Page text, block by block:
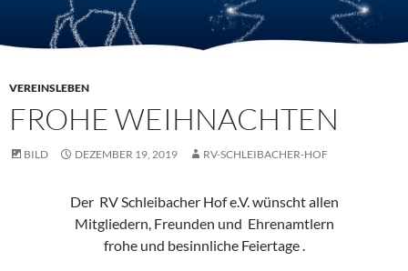
VEREINSLEBEN
FROHE WEIHNACHTEN
BILD DEZEMBER 19, 2019 RV-SCHLEIBACHER-HOF
Der RV Schleibacher Hof e.V. wünscht allen
Mitgliedern, Freunden und Ehrenamtlern
frohe und besinnliche Feiertage .